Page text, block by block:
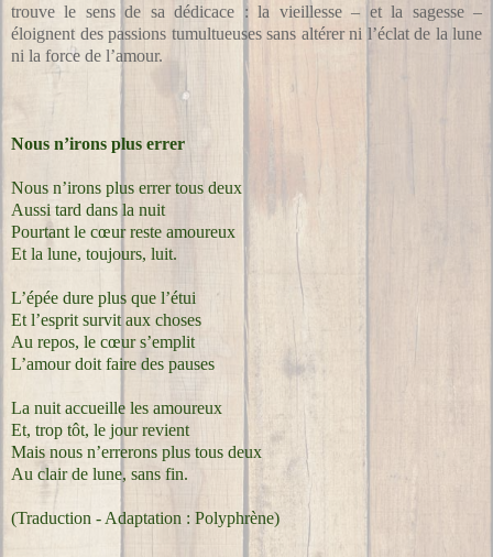
trouve le sens de sa dédicace : la vieillesse – et la sagesse –
éloignent des passions tumultueuses sans altérer ni l’éclat de la lune
ni la force de l’amour.
Nous n’irons plus errer
Nous n’irons plus errer tous deux
Aussi tard dans la nuit
Pourtant le cœur reste amoureux
Et la lune, toujours, luit.
L’épée dure plus que l’étui
Et l’esprit survit aux choses
Au repos, le cœur s’emplit
L’amour doit faire des pauses
La nuit accueille les amoureux
Et, trop tôt, le jour revient
Mais nous n’errerons plus tous deux
Au clair de lune, sans fin.
(Traduction - Adaptation : Polyphrène)